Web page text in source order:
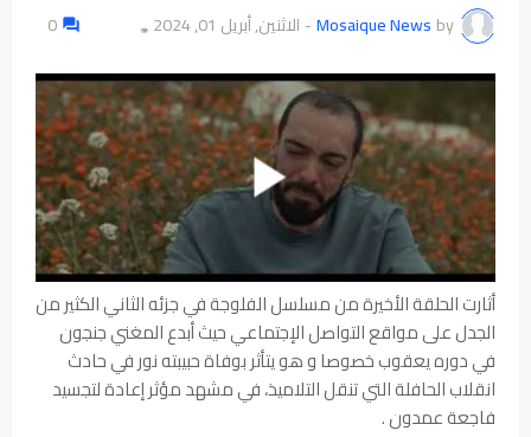
by
Mosaique News
- الاثنين, أبريل 01, 2024 👁️
0
أثارت الحلقة الأخيرة من مسلسل الفلوجة في جزئه الثاني الكثير من
الجدل على مواقع التواصل الإجتماعي حيث أبدع المغني جنجون
في دوره يعقوب خصوصا و هو يتأثر بوفاة حبيبته نور في حادث
انقلاب الحافلة التي تنقل التلاميذ، في مشهد مؤثر إعادة لتجسيد
فاجعة عمدون .